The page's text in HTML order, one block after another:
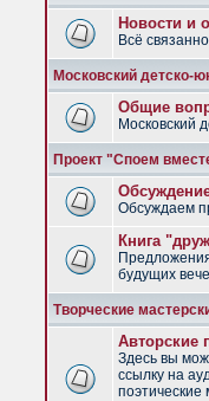
Новости и
Всё
Московский детско-
Общие
Московский
Проект "Споем
Обсуждаем
Книга
будущих
Творческие
Авторские
Здесь вы
ссылку на
поэтические